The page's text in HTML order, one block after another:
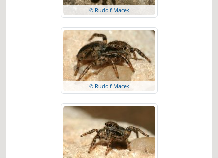
© Rudolf Macek
© Rudolf Macek